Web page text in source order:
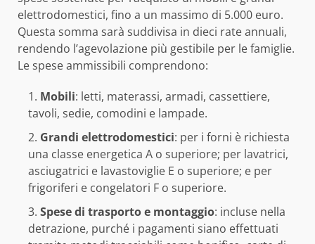
elettrodomestici, fino a un massimo di 5.000 euro.
Questa somma sarà suddivisa in dieci rate annuali,
rendendo l’agevolazione più gestibile per le famiglie.
Le spese ammissibili comprendono:
Mobili: letti, materassi, armadi, cassettiere,
tavoli, sedie, comodini e lampade.
Grandi elettrodomestici: per i forni è richiesta
una classe energetica A o superiore; per lavatrici,
asciugatrici e lavastoviglie E o superiore; e per
frigoriferi e congelatori F o superiore.
Spese di trasporto e montaggio: incluse nella
detrazione, purché i pagamenti siano effettuati